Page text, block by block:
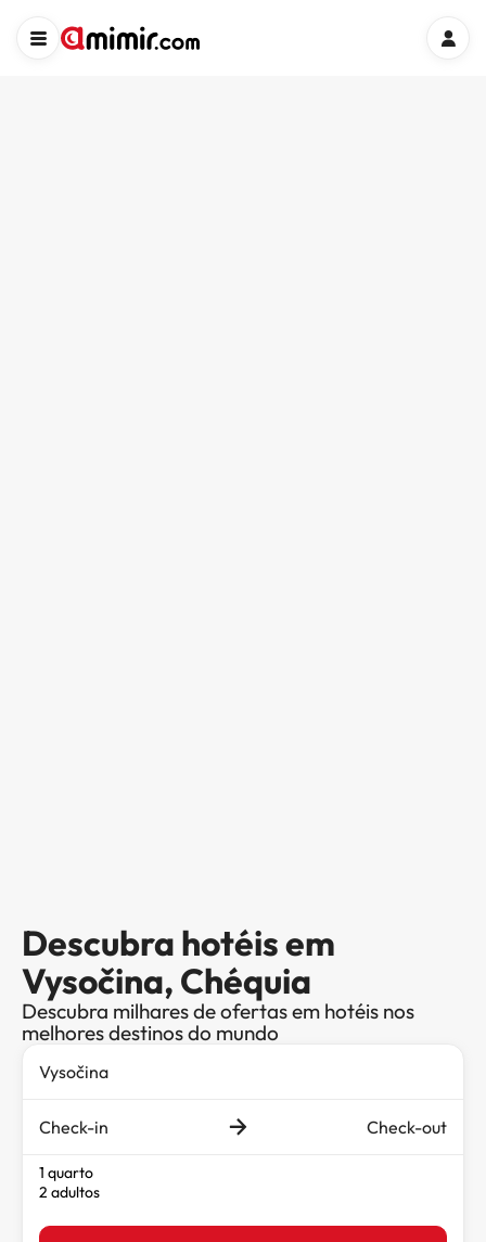
Descubra hotéis em
Vysočina, Chéquia
Descubra milhares de ofertas em hotéis nos
melhores destinos do mundo
Check-in Check-out
1 quarto
2 adultos